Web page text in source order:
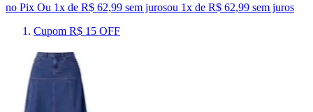
no Pix Ou 1x de R$ 62,99 sem jurosou 1x de R$ 62,99 sem juros
Cupom R$ 15 OFF